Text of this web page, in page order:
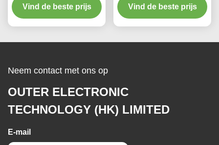
Vind de beste prijs
Uitgang
Vind de beste prijs
Neem contact met ons op
OUTER ELECTRONIC
TECHNOLOGY (HK) LIMITED
E-mail